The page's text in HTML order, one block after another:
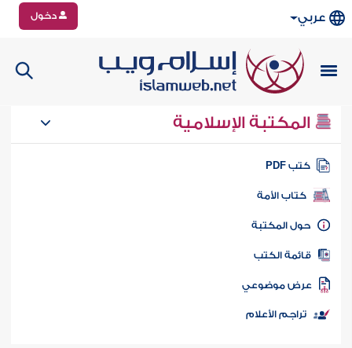
عربي دخول
المكتبة الإسلامية
كتب PDF
كتاب الأمة
المكتبة
الكتب
موضوعي